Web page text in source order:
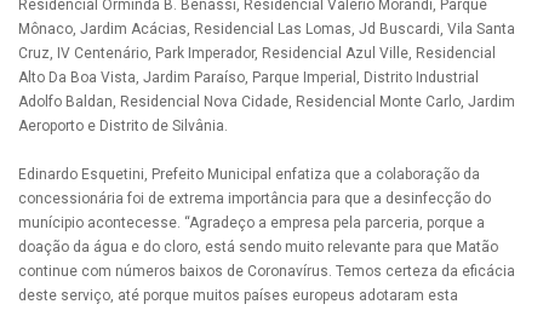
Residencial Orminda B. Benassi, Residencial Valério Morandi, Parque
Mônaco, Jardim Acácias, Residencial Las Lomas, Jd Buscardi, Vila Santa
Cruz, IV Centenário, Park Imperador, Residencial Azul Ville, Residencial
Alto Da Boa Vista, Jardim Paraíso, Parque Imperial, Distrito Industrial
Adolfo Baldan, Residencial Nova Cidade, Residencial Monte Carlo, Jardim
Aeroporto e Distrito de Silvânia.
Edinardo Esquetini, Prefeito Municipal enfatiza que a colaboração da
concessionária foi de extrema importância para que a desinfecção do
munícipio acontecesse. “Agradeço a empresa pela parceria, porque a
doação da água e do cloro, está sendo muito relevante para que Matão
continue com números baixos de Coronavírus. Temos certeza da eficácia
deste serviço, até porque muitos países europeus adotaram esta